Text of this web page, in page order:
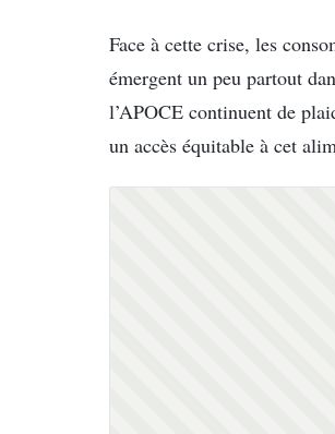
Face à cette crise, les
émergent un peu partout
l’APOCE continuent de
un accès équitable à cet